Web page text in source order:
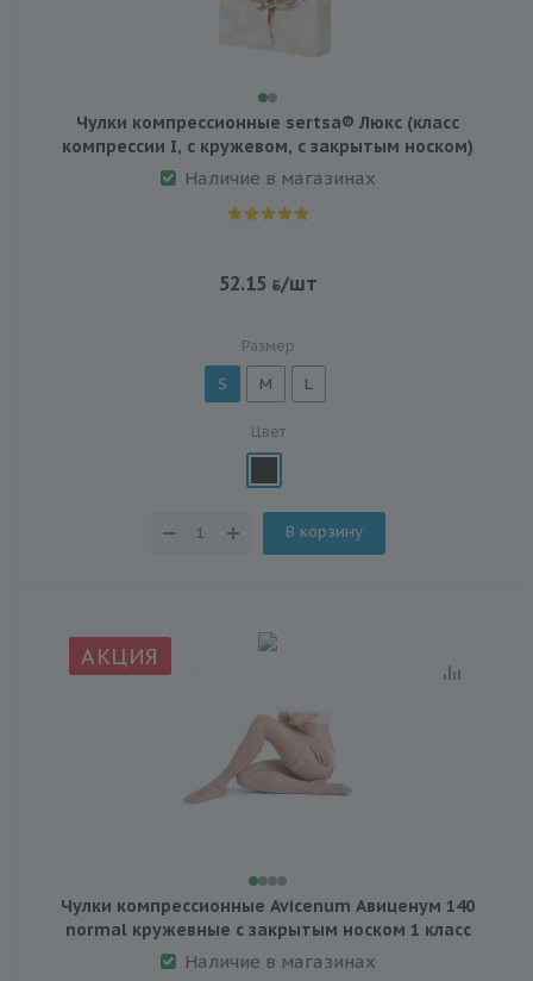
Чулки компрессионные sertsa® Люкс (класс
компрессии I, с кружевом, с закрытым носком)
Наличие в магазинах
52.15 /шт
Размер
S M L
Цвет
В корзину
АКЦИЯ
Чулки компрессионные Avicenum Авиценум 140
normal кружевные с закрытым носком 1 класс
Наличие в магазинах